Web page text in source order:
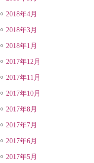
2018年4月
2018年3月
2018年1月
2017年12月
2017年11月
2017年10月
2017年8月
2017年7月
2017年6月
2017年5月